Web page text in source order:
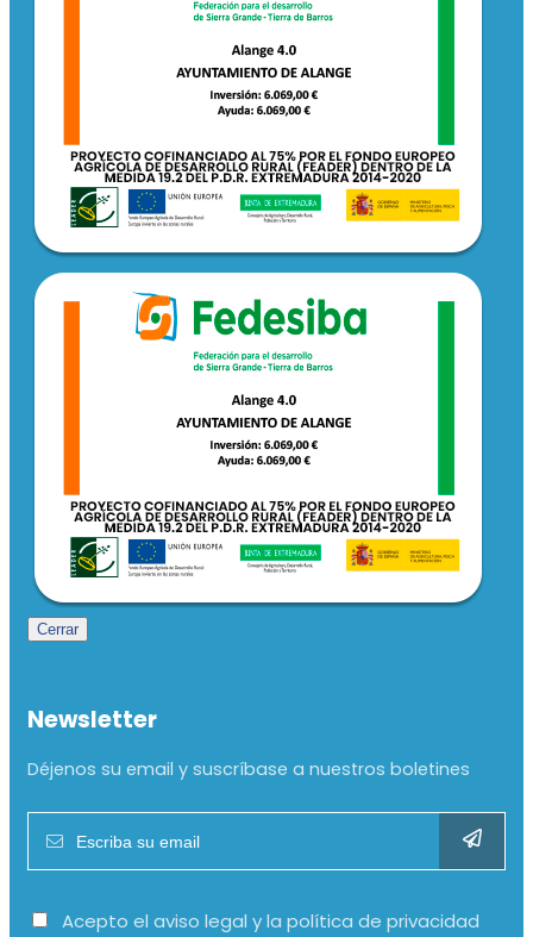
Cerrar
Newsletter
Déjenos su email y suscríbase a nuestros boletines
Acepto el aviso legal y la política de privacidad